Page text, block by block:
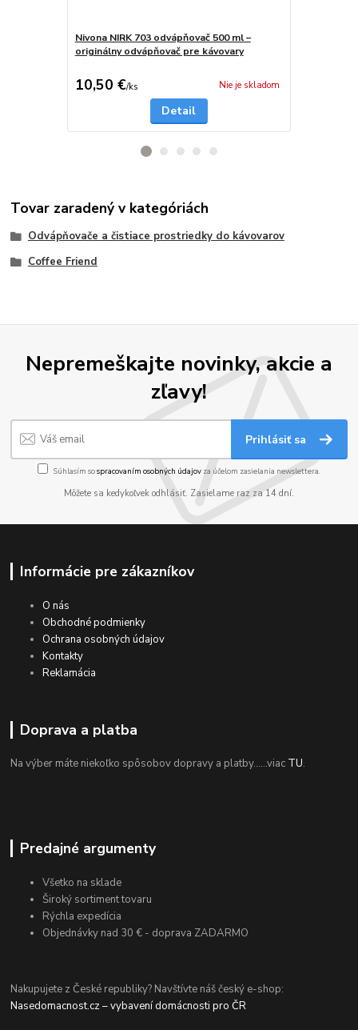
Nivona NIRK 703 odvápňovač 500 ml –
originálny odvápňovač pre kávovary
10,50 €/ks Nie je skladom
Detail
Tovar zaradený v kategóriách
Odvápňovače a čistiace prostriedky do kávovarov
Coffee Friend
Nepremeškajte novinky, akcie a
zľavy!
Prihlásiť sa
Súhlasím sospracovaním osobných údajov za účelom zasielania newslettera.
Môžete sa kedykoľvek odhlásiť. Zasielame raz za 14 dní.
Informácie pre zákazníkov
O nás
Obchodné podmienky
Ochrana osobných údajov
Kontakty
Reklamácia
Doprava a platba
Na výber máte niekoľko spôsobov dopravy a platby......viac TU.
Predajné argumenty
Všetko na sklade
Široký sortiment tovaru
Rýchla expedícia
Objednávky nad 30 € - doprava ZADARMO
Nakupujete z České republiky? Navštívte náš český e-shop:
Nasedomacnost.cz – vybavení domácnosti pro ČR